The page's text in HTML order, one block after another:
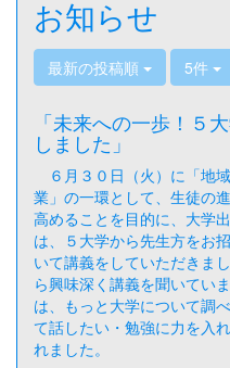
お知らせ
最新の投稿順 5件
「未来への一歩！５
しました」
６月３０日（火）に「地
業」の一環として、生徒の
高めることを目的に、大学
は、５大学から先生方をお
いて講義をしていただきま
ら興味深く講義を聞いてい
は、もっと大学について調
て話したい・勉強に力を入
れました。